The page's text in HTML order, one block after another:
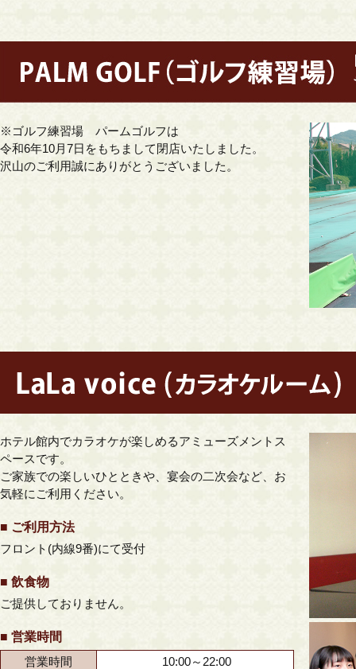
※ゴルフ練習場 パームゴルフは
令和6年10月7日をもちまして閉店いたしました。
沢山のご利用誠にありがとうございました。
ホテル館内でカラオケが楽しめるアミューズメントス
ペースです。
ご家族での楽しいひとときや、宴会の二次会など、お
気軽にご利用ください。
■ ご利用方法
フロント(内線9番)にて受付
■ 飲食物
ご提供しておりません。
■ 営業時間
営業時間
10:00～22:00